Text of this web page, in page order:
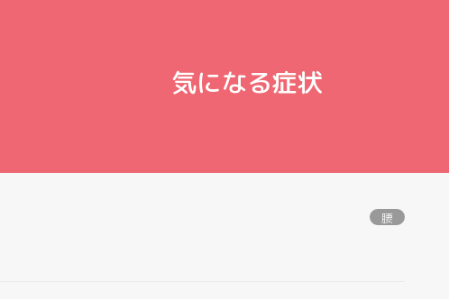
気になる症状
腰